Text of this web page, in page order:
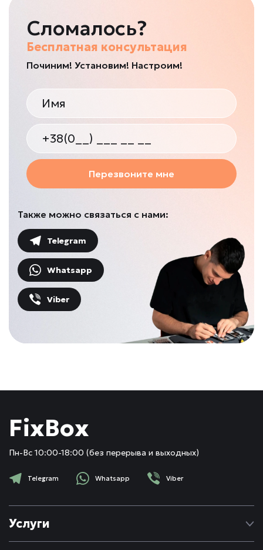
Сломалось?
Бесплатная консультация
Починим! Установим! Настроим!
Перезвоните мне
Также можно связаться с нами:
Telegram
Whatsapp
Viber
FixBox
Пн-Вс 10:00-18:00 (без перерыва и выходных)
Telegram Whatsapp Viber
Услуги